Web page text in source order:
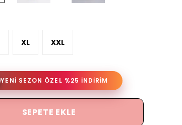
XL XXL
YENİ SEZON ÖZEL %25 İNDİRİM
SEPETE EKLE